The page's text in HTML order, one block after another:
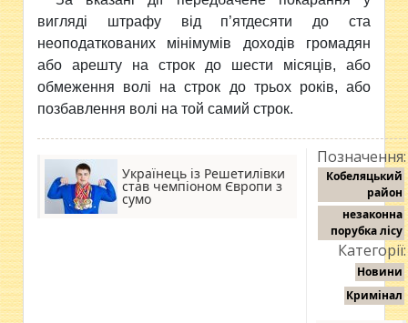
вигляді штрафу від п’ятдесяти до ста
неоподаткованих мінімумів доходів громадян
або арешту на строк до шести місяців, або
обмеження волі на строк до трьох років, або
позбавлення волі на той самий строк.
Українець із Решетилівки
став чемпіоном Європи з
сумо
Позначення:
Кобеляцький
район
незаконна
порубка лісу
Категорії:
Новини
Кримінал